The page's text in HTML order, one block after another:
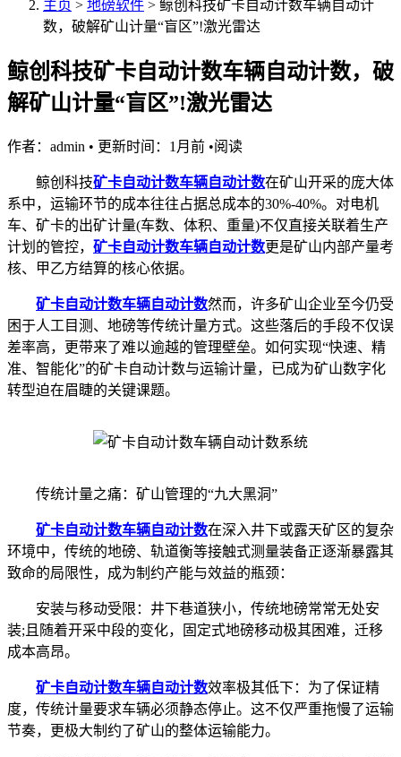
主页 > 地磅软件 > 鲸创科技矿卡自动计数车辆自动计
数，破解矿山计量“盲区”!激光雷达
鲸创科技矿卡自动计数车辆自动计数，破
解矿山计量“盲区”!激光雷达
作者：admin • 更新时间：1月前 •阅读
鲸创科技矿卡自动计数车辆自动计数在矿山开采的庞大体
系中，运输环节的成本往往占据总成本的30%-40%。对电机
车、矿卡的出矿计量(车数、体积、重量)不仅直接关联着生产
计划的管控， 矿卡自动计数车辆自动计数更是矿山内部产量考
核、甲乙方结算的核心依据。
矿卡自动计数车辆自动计数然而，许多矿山企业至今仍受
困于人工目测、地磅等传统计量方式。这些落后的手段不仅误
差率高，更带来了难以逾越的管理壁垒。如何实现“快速、精
准、智能化”的矿卡自动计数与运输计量，已成为矿山数字化
转型迫在眉睫的关键课题。
传统计量之痛：矿山管理的“九大黑洞”
矿卡自动计数车辆自动计数在深入井下或露天矿区的复杂
环境中，传统的地磅、轨道衡等接触式测量装备正逐渐暴露其
致命的局限性，成为制约产能与效益的瓶颈：
安装与移动受限：井下巷道狭小，传统地磅常常无处安
装;且随着开采中段的变化，固定式地磅移动极其困难，迁移
成本高昂。
矿卡自动计数车辆自动计数效率极其低下：为了保证精
度，传统计量要求车辆必须静态停止。这不仅严重拖慢了运输
节奏，更极大制约了矿山的整体运输能力。